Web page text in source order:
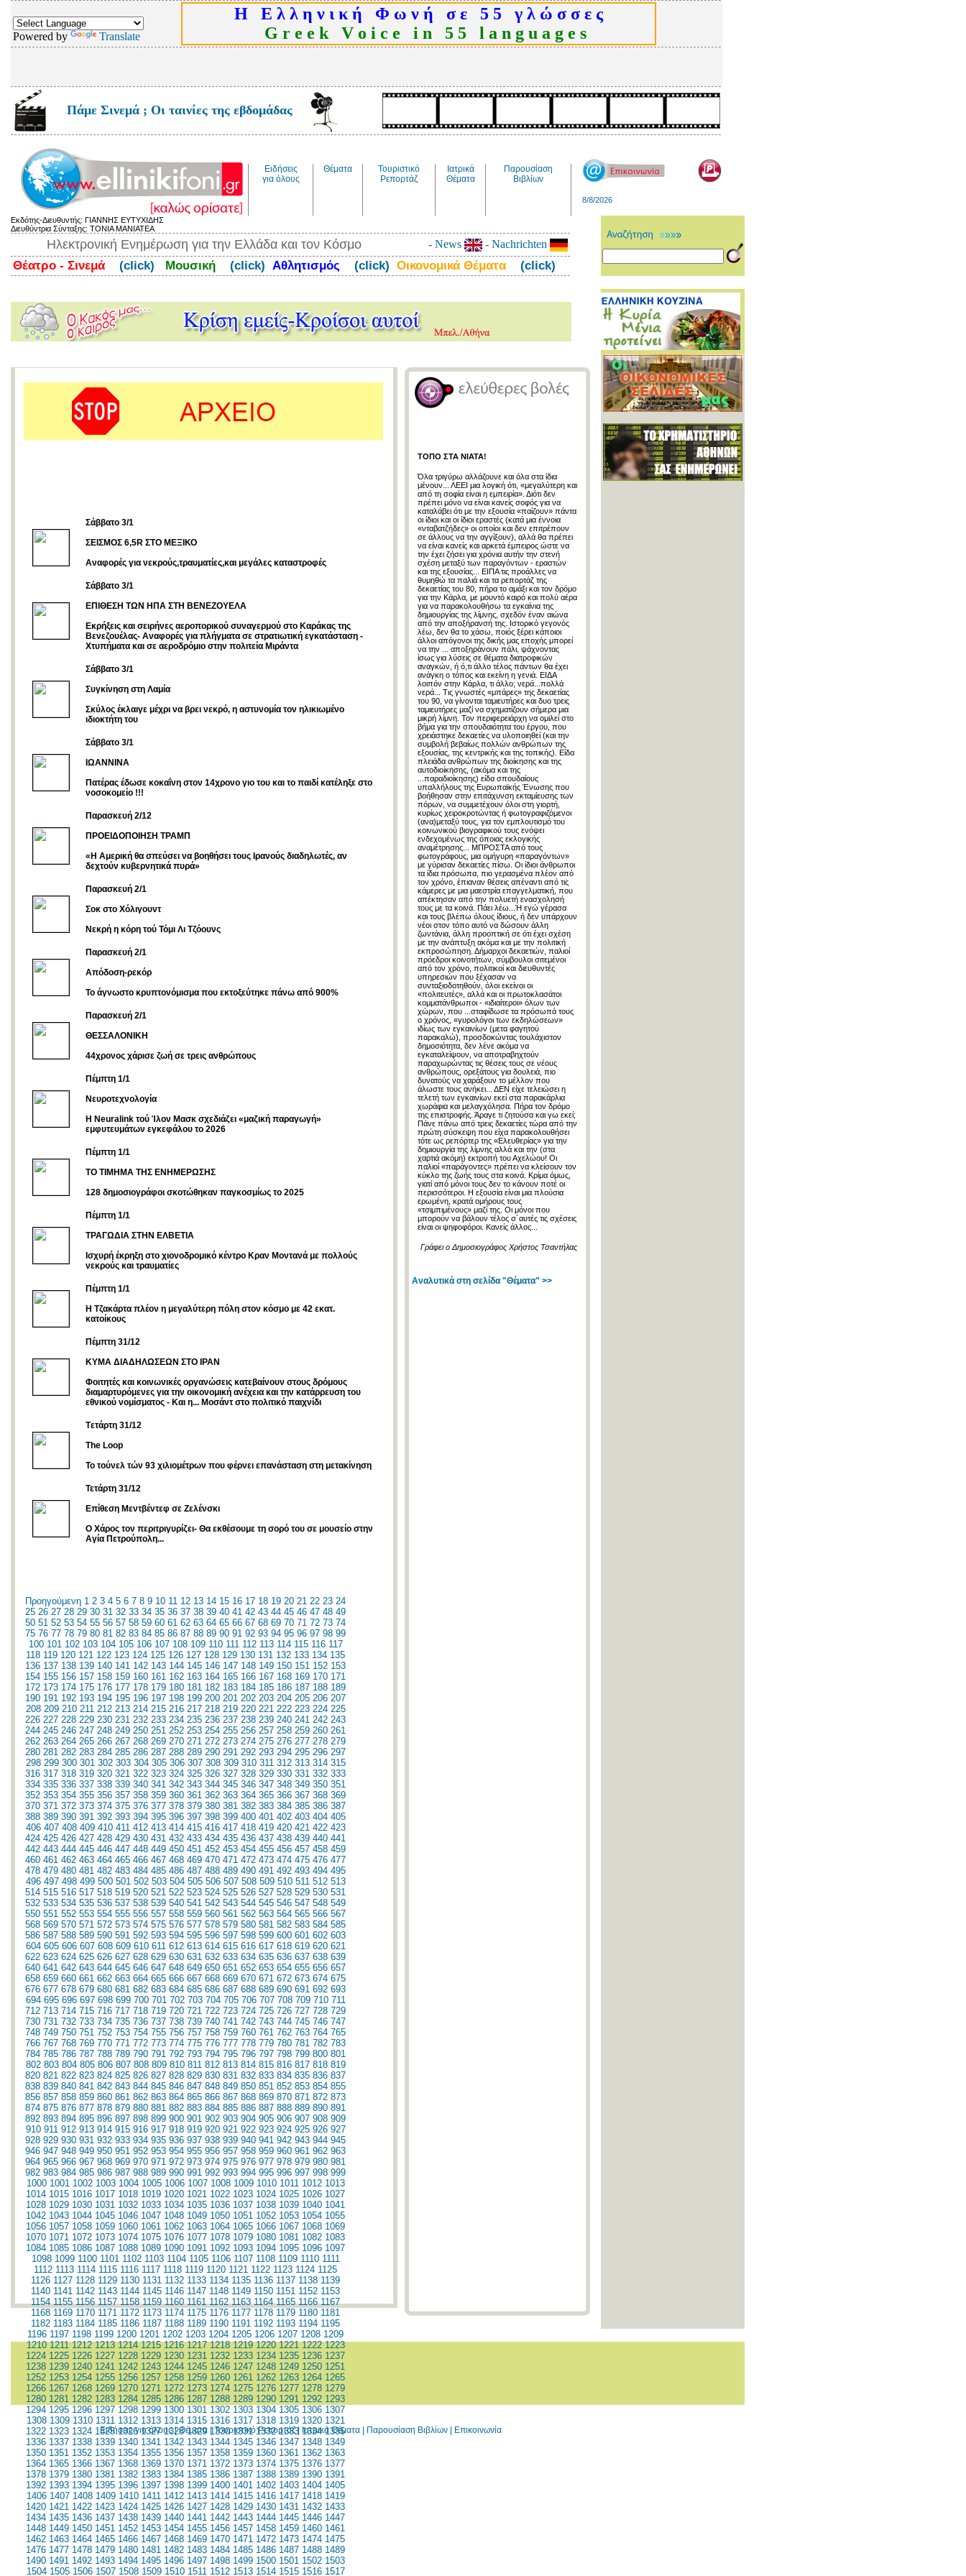
Powered by Translate
Η Ε λ λ η ν ι κ ή Φ ω ν ή σ ε 5 5 γ λ ώ σ σ ε ς
G r e e k V o i c e i n 5 5 l a n g u a g e s
Πάμε Σινεμά ; Οι ταινίες της εβδομάδας
Ειδήσεις
για όλους
Θέματα
Τουριστικό
Ρεπορτάζ
Ιατρικά
Θέματα
Παρουσίαση
Βιβλίων
8/8/2026
Εκδότης-Διευθυντής: ΓΙΑΝΝΗΣ ΕΥΤΥΧΙΔΗΣ
Διευθύντρια Σύνταξης: ΤΟΝΙΑ ΜΑΝΙΑΤΕΑ
Ηλεκτρονική Ενημέρωση για την Ελλάδα και τον Κόσμο - News - Nachrichten
Θέατρο - Σινεμά (click) Μουσική (click) Αθλητισμός (click) Οικονομικά Θέματα (click)
Σάββατο 3/1
ΣΕΙΣΜΟΣ 6,5R ΣΤΟ ΜΕΞΙΚΟ
Aναφορές για νεκρούς,τραυματίες,και μεγάλες καταστροφές
Σάββατο 3/1
ΕΠΙΘΕΣΗ ΤΩΝ ΗΠΑ ΣΤΗ ΒΕΝΕΖΟΥΕΛΑ
Εκρήξεις και σειρήνες αεροπορικού συναγερμού στο Καράκας της
Βενεζουέλας- Αναφορές για πλήγματα σε στρατιωτική εγκατάσταση -
Χτυπήματα και σε αεροδρόμιο στην πολιτεία Μιράντα
Σάββατο 3/1
Συγκίνηση στη Λαμία
Σκύλος έκλαιγε μέχρι να βρει νεκρό, η αστυνομία τον ηλικιωμένο
ιδιοκτήτη του
Σάββατο 3/1
ΙΩΑΝΝΙΝΑ
Πατέρας έδωσε κοκαΐνη στον 14χρονο γιο του και το παιδί κατέληξε στο
νοσοκομείο !!!
Παρασκευή 2/12
ΠΡΟΕΙΔΟΠΟΙΗΣΗ ΤΡΑΜΠ
«Η Αμερική θα σπεύσει να βοηθήσει τους Ιρανούς διαδηλωτές, αν
δεχτούν κυβερνητικά πυρά»
Παρασκευή 2/1
Σοκ στο Χόλιγουντ
Νεκρή η κόρη τού Τόμι Λι Τζόουνς
Παρασκευή 2/1
Απόδοση-ρεκόρ
Το άγνωστο κρυπτονόμισμα που εκτοξεύτηκε πάνω από 900%
Παρασκευή 2/1
ΘΕΣΣΑΛΟΝΙΚΗ
44χρονος χάρισε ζωή σε τρεις ανθρώπους
Πέμπτη 1/1
Νευροτεχνολογία
Η Neuralink τού Ίλον Μασκ σχεδιάζει «μαζική παραγωγή»
εμφυτευμάτων εγκεφάλου το 2026
Πέμπτη 1/1
ΤΟ ΤΙΜΗΜΑ ΤΗΣ ΕΝΗΜΕΡΩΣΗΣ
128 δημοσιογράφοι σκοτώθηκαν παγκοσμίως το 2025
Πέμπτη 1/1
ΤΡΑΓΩΔΙΑ ΣΤΗΝ ΕΛΒΕΤΙΑ
Ισχυρή έκρηξη στο χιονοδρομικό κέντρο Κραν Μοντανά με πολλούς
νεκρούς και τραυματίες
Πέμπτη 1/1
H Τζακάρτα πλέον η μεγαλύτερη πόλη στον κόσμο με 42 εκατ.
κατοίκους
Πέμπτη 31/12
ΚΥΜΑ ΔΙΑΔΗΛΩΣΕΩΝ ΣΤΟ ΙΡΑΝ
Φοιτητές και κοινωνικές οργανώσεις κατεβαίνουν στους δρόμους
διαμαρτυρόμενες για την οικονομική ανέχεια και την κατάρρευση του
εθνικού νομίσματος - Kαι η... Μοσάντ στο πολιτικό παιχνίδι
Tετάρτη 31/12
The Loop
Το τούνελ τών 93 χιλιομέτρων που φέρνει επανάσταση στη μετακίνηση
Τετάρτη 31/12
Επίθεση Μεντβέντεφ σε Ζελένσκι
Ο Χάρος τον περιτριγυρίζει- Θα εκθέσουμε τη σορό του σε μουσείο στην
Αγία Πετρούπολη...
Προηγούμενη 1 2 3 4 5 6 7 8 9 10 11 12 13 14 15 16 17 18 19 20 21 22 23 24
25 26 27 28 29 30 31 32 33 34 35 36 37 38 39 40 41 42 43 44 45 46 47 48 49
50 51 52 53 54 55 56 57 58 59 60 61 62 63 64 65 66 67 68 69 70 71 72 73 74
75 76 77 78 79 80 81 82 83 84 85 86 87 88 89 90 91 92 93 94 95 96 97 98 99
100 101 102 103 104 105 106 107 108 109 110 111 112 113 114 115 116 117
118 119 120 121 122 123 124 125 126 127 128 129 130 131 132 133 134 135
136 137 138 139 140 141 142 143 144 145 146 147 148 149 150 151 152 153
154 155 156 157 158 159 160 161 162 163 164 165 166 167 168 169 170 171
172 173 174 175 176 177 178 179 180 181 182 183 184 185 186 187 188 189
190 191 192 193 194 195 196 197 198 199 200 201 202 203 204 205 206 207
208 209 210 211 212 213 214 215 216 217 218 219 220 221 222 223 224 225
226 227 228 229 230 231 232 233 234 235 236 237 238 239 240 241 242 243
244 245 246 247 248 249 250 251 252 253 254 255 256 257 258 259 260 261
262 263 264 265 266 267 268 269 270 271 272 273 274 275 276 277 278 279
280 281 282 283 284 285 286 287 288 289 290 291 292 293 294 295 296 297
298 299 300 301 302 303 304 305 306 307 308 309 310 311 312 313 314 315
316 317 318 319 320 321 322 323 324 325 326 327 328 329 330 331 332 333
334 335 336 337 338 339 340 341 342 343 344 345 346 347 348 349 350 351
352 353 354 355 356 357 358 359 360 361 362 363 364 365 366 367 368 369
370 371 372 373 374 375 376 377 378 379 380 381 382 383 384 385 386 387
388 389 390 391 392 393 394 395 396 397 398 399 400 401 402 403 404 405
406 407 408 409 410 411 412 413 414 415 416 417 418 419 420 421 422 423
424 425 426 427 428 429 430 431 432 433 434 435 436 437 438 439 440 441
442 443 444 445 446 447 448 449 450 451 452 453 454 455 456 457 458 459
460 461 462 463 464 465 466 467 468 469 470 471 472 473 474 475 476 477
478 479 480 481 482 483 484 485 486 487 488 489 490 491 492 493 494 495
496 497 498 499 500 501 502 503 504 505 506 507 508 509 510 511 512 513
514 515 516 517 518 519 520 521 522 523 524 525 526 527 528 529 530 531
532 533 534 535 536 537 538 539 540 541 542 543 544 545 546 547 548 549
550 551 552 553 554 555 556 557 558 559 560 561 562 563 564 565 566 567
568 569 570 571 572 573 574 575 576 577 578 579 580 581 582 583 584 585
586 587 588 589 590 591 592 593 594 595 596 597 598 599 600 601 602 603
604 605 606 607 608 609 610 611 612 613 614 615 616 617 618 619 620 621
622 623 624 625 626 627 628 629 630 631 632 633 634 635 636 637 638 639
640 641 642 643 644 645 646 647 648 649 650 651 652 653 654 655 656 657
658 659 660 661 662 663 664 665 666 667 668 669 670 671 672 673 674 675
676 677 678 679 680 681 682 683 684 685 686 687 688 689 690 691 692 693
694 695 696 697 698 699 700 701 702 703 704 705 706 707 708 709 710 711
712 713 714 715 716 717 718 719 720 721 722 723 724 725 726 727 728 729
730 731 732 733 734 735 736 737 738 739 740 741 742 743 744 745 746 747
748 749 750 751 752 753 754 755 756 757 758 759 760 761 762 763 764 765
766 767 768 769 770 771 772 773 774 775 776 777 778 779 780 781 782 783
784 785 786 787 788 789 790 791 792 793 794 795 796 797 798 799 800 801
802 803 804 805 806 807 808 809 810 811 812 813 814 815 816 817 818 819
820 821 822 823 824 825 826 827 828 829 830 831 832 833 834 835 836 837
838 839 840 841 842 843 844 845 846 847 848 849 850 851 852 853 854 855
856 857 858 859 860 861 862 863 864 865 866 867 868 869 870 871 872 873
874 875 876 877 878 879 880 881 882 883 884 885 886 887 888 889 890 891
892 893 894 895 896 897 898 899 900 901 902 903 904 905 906 907 908 909
910 911 912 913 914 915 916 917 918 919 920 921 922 923 924 925 926 927
928 929 930 931 932 933 934 935 936 937 938 939 940 941 942 943 944 945
946 947 948 949 950 951 952 953 954 955 956 957 958 959 960 961 962 963
964 965 966 967 968 969 970 971 972 973 974 975 976 977 978 979 980 981
982 983 984 985 986 987 988 989 990 991 992 993 994 995 996 997 998 999
1000 1001 1002 1003 1004 1005 1006 1007 1008 1009 1010 1011 1012 1013
1014 1015 1016 1017 1018 1019 1020 1021 1022 1023 1024 1025 1026 1027
1028 1029 1030 1031 1032 1033 1034 1035 1036 1037 1038 1039 1040 1041
1042 1043 1044 1045 1046 1047 1048 1049 1050 1051 1052 1053 1054 1055
1056 1057 1058 1059 1060 1061 1062 1063 1064 1065 1066 1067 1068 1069
1070 1071 1072 1073 1074 1075 1076 1077 1078 1079 1080 1081 1082 1083
1084 1085 1086 1087 1088 1089 1090 1091 1092 1093 1094 1095 1096 1097
1098 1099 1100 1101 1102 1103 1104 1105 1106 1107 1108 1109 1110 1111
1112 1113 1114 1115 1116 1117 1118 1119 1120 1121 1122 1123 1124 1125
1126 1127 1128 1129 1130 1131 1132 1133 1134 1135 1136 1137 1138 1139
1140 1141 1142 1143 1144 1145 1146 1147 1148 1149 1150 1151 1152 1153
1154 1155 1156 1157 1158 1159 1160 1161 1162 1163 1164 1165 1166 1167
1168 1169 1170 1171 1172 1173 1174 1175 1176 1177 1178 1179 1180 1181
1182 1183 1184 1185 1186 1187 1188 1189 1190 1191 1192 1193 1194 1195
1196 1197 1198 1199 1200 1201 1202 1203 1204 1205 1206 1207 1208 1209
1210 1211 1212 1213 1214 1215 1216 1217 1218 1219 1220 1221 1222 1223
1224 1225 1226 1227 1228 1229 1230 1231 1232 1233 1234 1235 1236 1237
1238 1239 1240 1241 1242 1243 1244 1245 1246 1247 1248 1249 1250 1251
1252 1253 1254 1255 1256 1257 1258 1259 1260 1261 1262 1263 1264 1265
1266 1267 1268 1269 1270 1271 1272 1273 1274 1275 1276 1277 1278 1279
1280 1281 1282 1283 1284 1285 1286 1287 1288 1289 1290 1291 1292 1293
1294 1295 1296 1297 1298 1299 1300 1301 1302 1303 1304 1305 1306 1307
1308 1309 1310 1311 1312 1313 1314 1315 1316 1317 1318 1319 1320 1321
1322 1323 1324 1325 1326 1327 1328 1329 1330 1331 1332 1333 1334 1335
1336 1337 1338 1339 1340 1341 1342 1343 1344 1345 1346 1347 1348 1349
1350 1351 1352 1353 1354 1355 1356 1357 1358 1359 1360 1361 1362 1363
1364 1365 1366 1367 1368 1369 1370 1371 1372 1373 1374 1375 1376 1377
1378 1379 1380 1381 1382 1383 1384 1385 1386 1387 1388 1389 1390 1391
1392 1393 1394 1395 1396 1397 1398 1399 1400 1401 1402 1403 1404 1405
1406 1407 1408 1409 1410 1411 1412 1413 1414 1415 1416 1417 1418 1419
1420 1421 1422 1423 1424 1425 1426 1427 1428 1429 1430 1431 1432 1433
1434 1435 1436 1437 1438 1439 1440 1441 1442 1443 1444 1445 1446 1447
1448 1449 1450 1451 1452 1453 1454 1455 1456 1457 1458 1459 1460 1461
1462 1463 1464 1465 1466 1467 1468 1469 1470 1471 1472 1473 1474 1475
1476 1477 1478 1479 1480 1481 1482 1483 1484 1485 1486 1487 1488 1489
1490 1491 1492 1493 1494 1495 1496 1497 1498 1499 1500 1501 1502 1503
1504 1505 1506 1507 1508 1509 1510 1511 1512 1513 1514 1515 1516 1517
ΤΟΠΟ ΣΤΑ ΝΙΑΤΑ!
Όλα τριγύρω αλλάζουνε και όλα στα ίδια
μένουν... ΛΕΕΙ μια λογική ότι, «μεγαλύτερη και
από τη σοφία είναι η εμπειρία». Διότι δεν
πρέπει μόνο να είναι κανείς σοφός για να
καταλάβει ότι με την εξουσία «παίζουν» πάντα
οι ίδιοι και οι ίδιοι εραστές (κατά μια έννοια
«νταβατζήδες» οι οποίοι και δεν επιτρέπουν
σε άλλους να την αγγίξουν), αλλά θα πρέπει
να είναι κανείς και αρκετά έμπειρος ώστε να
την έχει ζήσει για χρόνια αυτήν την στενή
σχέση μεταξύ των παραγόντων - εραστών
και της εξουσίας... ΕΙΠΑ τις προάλλες να
θυμηθώ τα παλιά και τα ρεπορτάζ της
δεκαετίας του 80, πήρα το αμάξι και τον δρόμο
για την Κάρλα, με μουντό καιρό και πολύ αέρα
για να παρακολουθήσω τα εγκαίνια της
δημιουργίας της λίμνης, σχεδόν έναν αιώνα
από την αποξήρανσή της. Ιστορικό γεγονός
λέω, δεν θα το χάσω, ποιός ξέρει κάποιοι
άλλοι απόγονοι της δικής μας εποχής μπορεί
να την ... αποξηράνουν πάλι, ψάχνοντας
ίσως για λύσεις σε θέματα διατροφικών
αναγκών, ή ό,τι άλλο τέλος πάντων θα έχει
ανάγκη ο τόπος και εκείνη η γενιά. ΕΙΔΑ
λοιπόν στην Κάρλα, τι άλλο; νερά...πολλά
νερά... Τις γνωστές «μπάρες» της δεκαετίας
του 90, να γίνονται ταμιευτήρες και δυο τρεις
ταμιευτήρες μαζί να σχηματίζουν σήμερα μια
μικρή λίμνη. Τον περιφερειάρχη να ομιλεί στο
βήμα για την σπουδαιότητα του έργου, που
χρειάστηκε δεκαετίες να υλοποιηθεί (και την
συμβολή βεβαίως πολλών ανθρώπων της
εξουσίας, της κεντρικής και της τοπικής). Είδα
πλειάδα ανθρώπων της διοίκησης και της
αυτοδιοίκησης, (ακόμα και της
...παραδιοίκησης) είδα σπουδαίους
υπαλλήλους της Ευρωπαϊκής Ένωσης που
βοήθησαν στην επιτάχυνση εκταμίευσης των
πόρων, να συμμετέχουν όλοι στη γιορτή,
κυρίως χειροκροτώντας ή φωτογραφιζόμενοι
(ανα)μεταξύ τους, για τον εμπλουτισμό του
κοινωνικού βιογραφικού τους ενόψει
ενδεχομένως της όποιας εκλογικής
αναμέτρησης... ΜΠΡΟΣΤΑ από τους
φωτογράφους, μια ομήγυρη «παραγόντων»
με γύρισαν δεκαετίες πίσω. Οι ίδιοι άνθρωποι
τα ίδια πρόσωπα, πιο γερασμένα πλέον από
τον χρόνο, έπιαναν θέσεις απέναντι από τις
κάμερες με μια μαεστρία επαγγελματική, που
απέκτησαν από την πολυετή ενασχολησή
τους με τα κοινά. Πάει λέω...Ή εγώ γέρασα
και τους βλέπω όλους ίδιους, ή δεν υπάρχουν
νέοι στον τόπο αυτό να δώσουν άλλη
ζωντάνια, άλλη προοπτική σε ότι έχει σχέση
με την ανάπτυξη ακόμα και με την πολιτική
εκπροσώπηση. Δήμαρχοι δεκαετιών, παλιοί
πρόεδροι κοινοτήτων, σύμβουλοι σιτεμένοι
από τον χρόνο, πολιτικοί και διευθυντές
υπηρεσιών που ξέχασαν να
συνταξιοδοτηθούν, όλοι εκείνοι οι
«πολιτευτές», αλλά και οι πρωτοκλασάτοι
κομματάνθρωποι - «ιδιαίτεροι» όλων των
χώρων, που ...σταφίδωσε τα πρόσωπά τους
ο χρόνος, «γυρολόγοι των εκδηλώσεων»
ιδίως των εγκαινίων (μετα φαγητού
παρακαλώ), προσδοκώντας τουλάχιστον
δημοσιότητα, δεν λένε ακόμα να
εγκαταλείψουν, να αποτραβηχτούν
παραχωρώντας τις θέσεις τους σε νέους
ανθρώπους, ορεξάτους για δουλειά, πιο
δυνατούς να χαράξουν το μέλλον που
άλωστε τους ανήκει... ΔΕΝ είχε τελειώσει η
τελετή των εγκαινίων εκεί στα παρακάρλια
χωράφια και μελαγχόλησα. Πήρα τον δρόμο
της επιστροφής. Άραγε τι ζητούσα και γω εκεί;
Πάνε πάνω από τρεις δεκαετίες τώρα από την
πρώτη σύσκεψη που είχα παρακολουθήσει
τότε ως ρεπόρτερ της «Ελευθερίας» για την
δημιουργία της λίμνης αλλά και την (στα
χαρτιά ακόμη) εκτροπή του Αχελώου! Οι
παλιοί «παράγοντες» πρέπει να κλείσουν τον
κύκλο της ζωής τους στα κοινά. Κρίμα όμως,
γιατί από μόνοι τους δεν το κάνουν ποτέ οι
περισσότεροι. Η εξουσία είναι μια πλούσια
ερωμένη, κρατά ομήρους τους
«τσιμπιμένους» μαζί της. Οι μόνοι που
μπορούν να βάλουν τέλος σ´αυτές τις σχέσεις
είναι οι ψηφοφόροι. Κανείς άλλος...
Γράφει ο Δημοσιογράφος Χρήστος Τσαντήλας
Αναλυτικά στη σελίδα "Θέματα" >>
Ειδήσεις για όλους|Θέματα|Τουριστικό Ρεπορτάζ| Ιατρικά Θέματα| Παρουσίαση Βιβλίων Επικοινωνία